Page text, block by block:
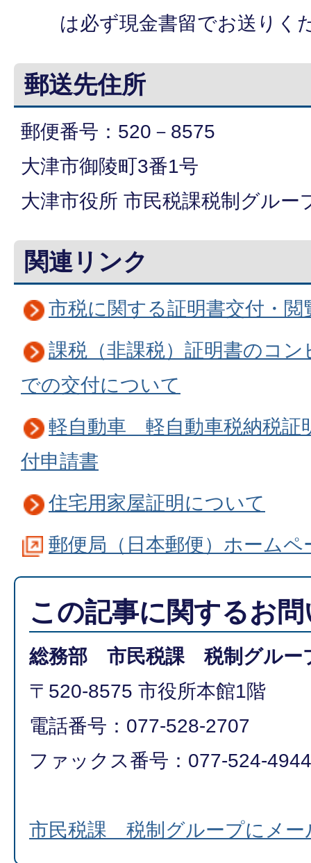
は必ず現金書留でお送りく
郵送先住所
郵便番号：520－8575
大津市御陵町3番1号
大津市役所 市民税課税制グルー
関連リンク
市税に関する証明書交付・
課税（非課税）証明書のコ
での交付について
軽自動車 軽自動車税納税証
付申請書
住宅用家屋証明について
郵便局（日本郵便）ホームペ
この記事に関するお
総務部 市民税課 税制グルー
〒520-8575 市役所本館1階
電話番号：077-528-2707
ファックス番号：077-524-4944
市民税課 税制グループにメー